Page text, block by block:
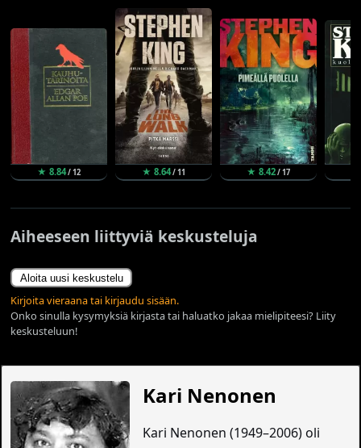
★ 8.84/ 12 ★ 8.64/ 11 ★ 8.42/ 17
Aiheeseen liittyviä keskusteluja
Aloita uusi keskustelu
Kirjoita vieraana tai kirjaudu sisään.
Onko sinulla kysymyksiä kirjasta tai haluatko jakaa mielipiteesi? Liity
keskusteluun!
Kari Nenonen
Kari Nenonen (1949–2006) oli